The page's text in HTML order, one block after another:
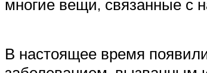
многие вещи, связанные с
В настоящее время